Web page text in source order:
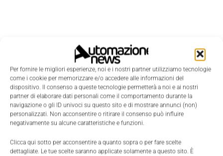
Per fornire le migliori esperienze, noi e i nostri partner utilizziamo tecnologie
come i cookie per memorizzare e/o accedere alle informazioni del
dispositivo. Il consenso a queste tecnologie permetterà a noi e ai nostri
partner di elaborare dati personali come il comportamento durante la
navigazione o gli ID univoci su questo sito e di mostrare annunci (non)
personalizzati. Non acconsentire o ritirare il consenso può influire
negativamente su alcune caratteristiche e funzioni.
Clicca qui sotto per acconsentire a quanto sopra o per fare scelte
dettagliate. Le tue scelte saranno applicate solamente a questo sito. È